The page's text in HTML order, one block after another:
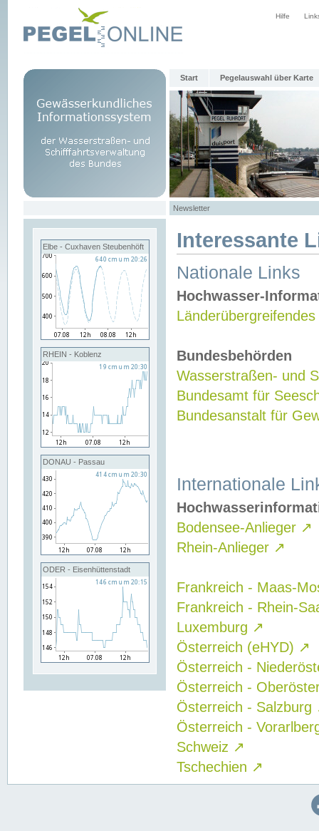
Hilfe
Start Pegelauswahl über Karte
Newsletter
Elbe - Cuxhaven Steubenhöft
RHEIN - Koblenz
DONAU - Passau
ODER - Eisenhüttenstadt
Interessante
Nationale Links
Hochwasser-
Bundesbehörden
Wasserstraßen- und
Bundesamt für
Bundesanstalt für
Internationale
Bodensee-Anlieger ↗
Rhein-Anlieger ↗
Frankreich - Maas-
Frankreich - Rhein-
Luxemburg ↗
Österreich (eHYD) ↗
Österreich -
Österreich -
Österreich - Salzburg
Österreich -
Schweiz ↗
Tschechien ↗